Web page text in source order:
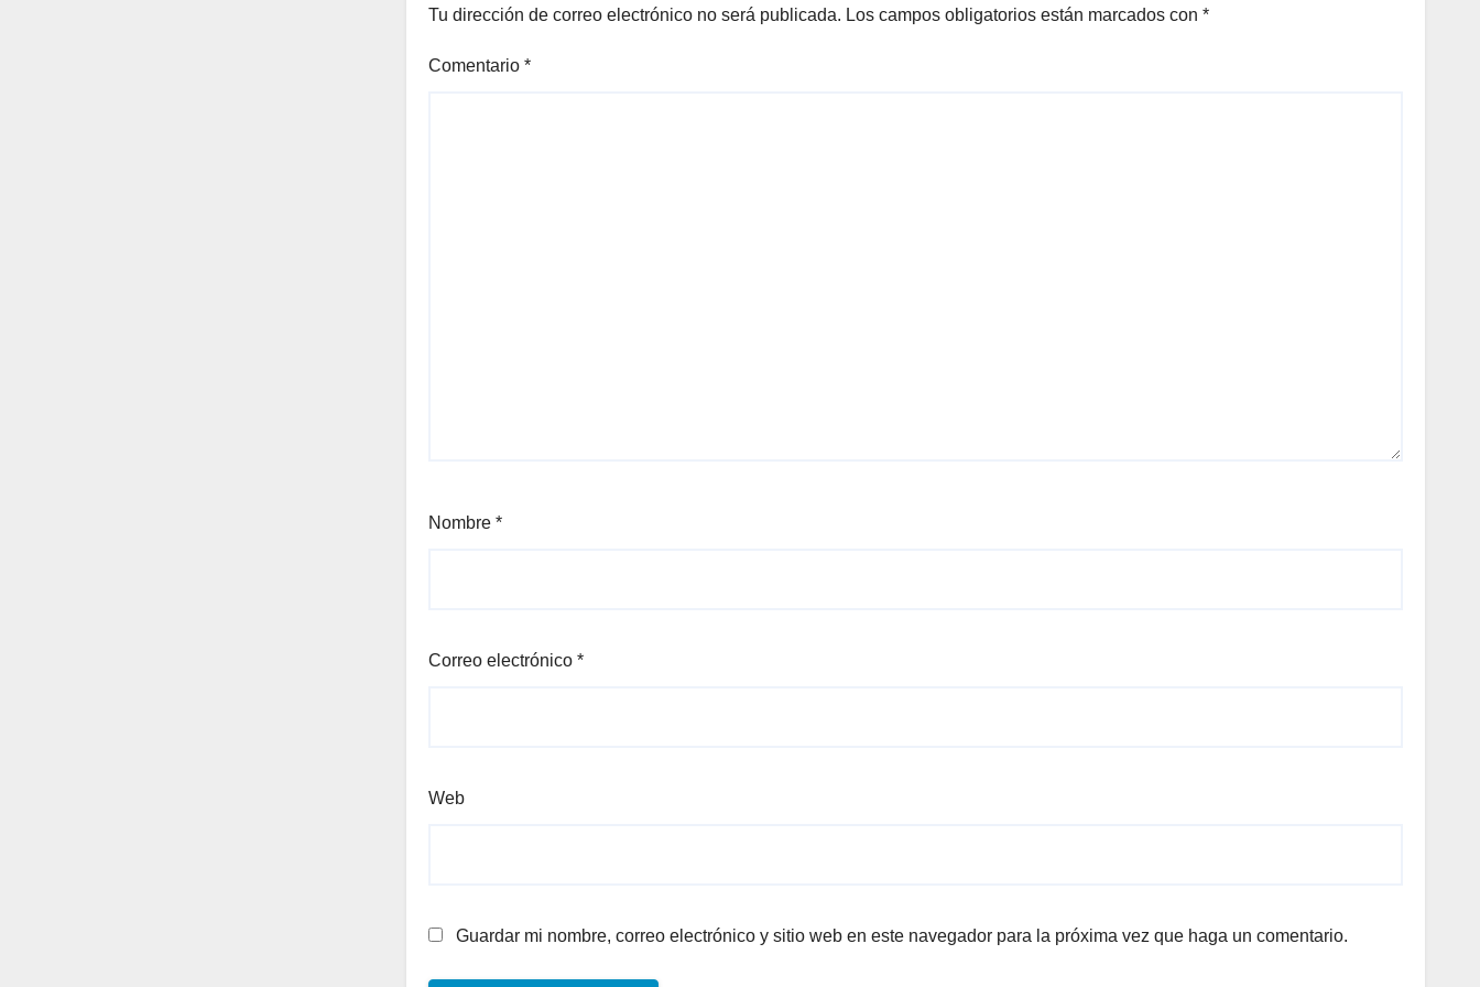
DOMO EN CARLOS
Tu dirección de correo electrónico no será publicada. Los campos obligatorios están marcados con *
Comentario *
Nombre *
Correo electrónico *
Web
Guardar mi nombre, correo electrónico y sitio web en este navegador para la próxima vez que haga un comentario.